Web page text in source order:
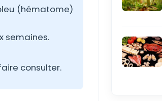
(hématome)
semaines.
consulter.